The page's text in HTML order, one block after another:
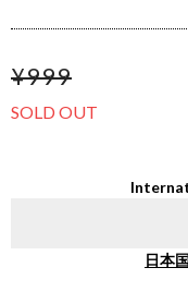
¥999
SOLD OUT
日本